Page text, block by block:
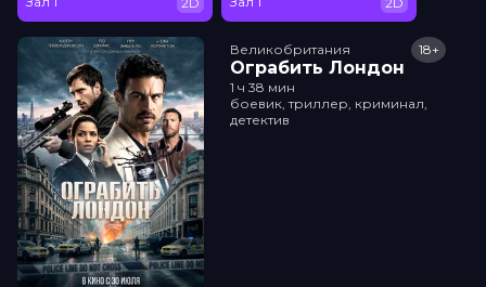
Великобритания
Ограбить Лондон
18+
1 ч 38 мин
боевик, триллер, криминал,
детектив